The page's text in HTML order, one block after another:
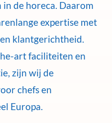
de horeca. Daarom
expertise met
klantgerichtheid.
art faciliteiten en
zijn wij de
chefs en
Europa.